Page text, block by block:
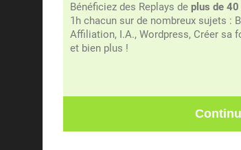
Bénéficiez des Replays de plus de
1h chacun sur de nombreux sujets :
Affiliation, I.A., Wordpress, Créer sa
et bien plus !